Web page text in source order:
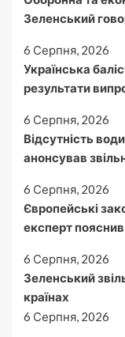
Зеленський
6 Серпня, 2026
Українська
результати
6 Серпня, 2026
Відсутність
анонсував
6 Серпня, 2026
Європейські
експерт
6 Серпня, 2026
Зеленський
країнах
6 Серпня, 2026